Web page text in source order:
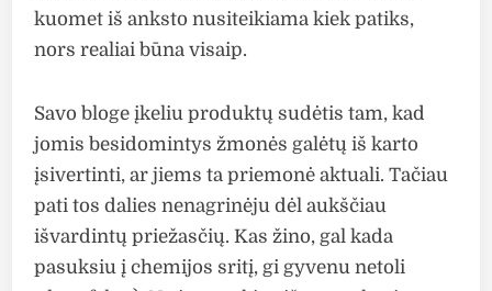
kuomet iš anksto nusiteikiama kiek patiks,
nors realiai būna visaip.
Savo bloge įkeliu produktų sudėtis tam, kad
jomis besidomintys žmonės galėtų iš karto
įsivertinti, ar jiems ta priemonė aktuali. Tačiau
pati tos dalies nenagrinėju dėl aukščiau
išvardintų priežasčių. Kas žino, gal kada
pasuksiu į chemijos sritį, gi gyvenu netoli